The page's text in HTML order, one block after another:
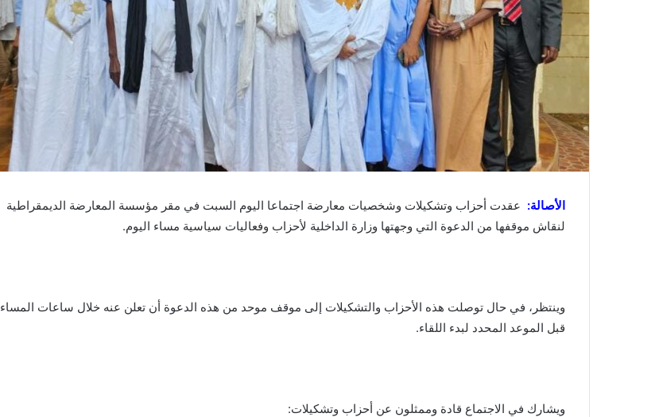
الأصالة: عقدت أحزاب وتشكيلات وشخصيات معارضة اجتماعا اليوم السبت في مقر مؤسسة المعارضة الديمقراطية
لنقاش موقفها من الدعوة التي وجهتها وزارة الداخلية لأحزاب وفعاليات سياسية مساء اليوم.
وينتظر، في حال توصلت هذه الأحزاب والتشكيلات إلى موقف موحد من هذه الدعوة أن تعلن عنه خلال ساعات المساء
قبل الموعد المحدد لبدء اللقاء.
ويشارك في الاجتماع قادة وممثلون عن أحزاب وتشكيلات: